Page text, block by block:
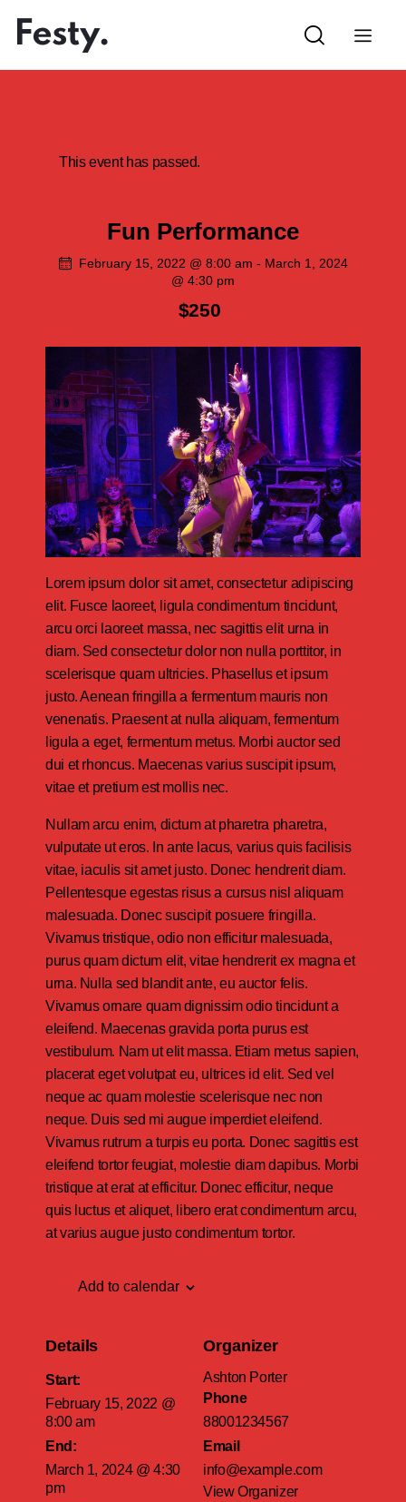
This event has passed.
Fun Performance
February 15, 2022 @ 8:00 am - March 1, 2024
@ 4:30 pm
$250
Lorem ipsum dolor sit amet, consectetur adipiscing
elit. Fusce laoreet, ligula condimentum tincidunt,
arcu orci laoreet massa, nec sagittis elit urna in
diam. Sed consectetur dolor non nulla porttitor, in
scelerisque quam ultricies. Phasellus et ipsum
justo. Aenean fringilla a fermentum mauris non
venenatis. Praesent at nulla aliquam, fermentum
ligula a eget, fermentum metus. Morbi auctor sed
dui et rhoncus. Maecenas varius suscipit ipsum,
vitae et pretium est mollis nec.
Nullam arcu enim, dictum at pharetra pharetra,
vulputate ut eros. In ante lacus, varius quis facilisis
vitae, iaculis sit amet justo. Donec hendrerit diam.
Pellentesque egestas risus a cursus nisl aliquam
malesuada. Donec suscipit posuere fringilla.
Vivamus tristique, odio non efficitur malesuada,
purus quam dictum elit, vitae hendrerit ex magna et
urna. Nulla sed blandit ante, eu auctor felis.
Vivamus ornare quam dignissim odio tincidunt a
eleifend. Maecenas gravida porta purus est
vestibulum. Nam ut elit massa. Etiam metus sapien,
placerat eget volutpat eu, ultrices id elit. Sed vel
neque ac quam molestie scelerisque nec non
neque. Duis sed mi augue imperdiet eleifend.
Vivamus rutrum a turpis eu porta. Donec sagittis est
eleifend tortor feugiat, molestie diam dapibus. Morbi
tristique at erat at efficitur. Donec efficitur, neque
quis luctus et aliquet, libero erat condimentum arcu,
at varius augue justo condimentum tortor.
Add to calendar
Details
Start:
February 15, 2022 @
8:00 am
End:
March 1, 2024 @ 4:30
pm
Organizer
Ashton Porter
Phone
88001234567
Email
info@example.com
View Organizer